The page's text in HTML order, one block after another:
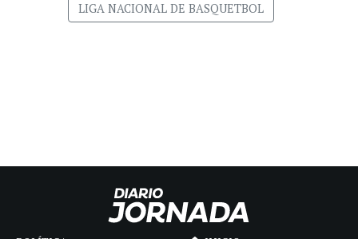
LIGA NACIONAL DE BASQUETBOL